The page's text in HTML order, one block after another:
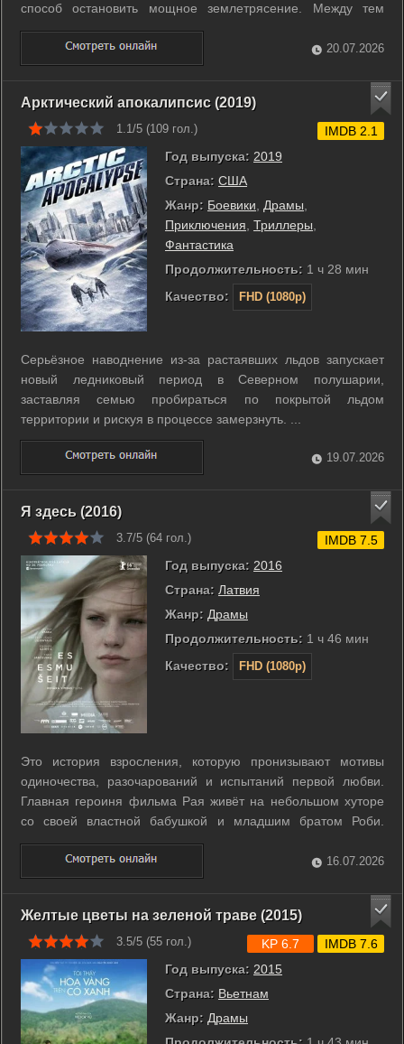
способ остановить мощное землетрясение. Между тем
серии предвестников превращают Калифорнию в хаос.
Времени мало, и борьба за спасение обостряется с каждой
новой толчковой волной. ...
20.07.2026
Арктический апокалипсис (2019)
1.1/5 (109 гол.)
Год выпуска: 2019
Страна: США
Жанр: Боевики Драмы
Приключения Триллеры
Фантастика
Продолжительность: 1 ч 28 мин
Качество:
FHD (1080p)
IMDB 2.1
Серьёзное наводнение из-за растаявших льдов запускает
новый ледниковый период в Северном полушарии,
заставляя семью пробираться по покрытой льдом
территории и рискуя в процессе замерзнуть. ...
19.07.2026
Я здесь (2016)
3.7/5 (64 гол.)
Год выпуска: 2016
Страна: Латвия
Жанр: Драмы
Продолжительность: 1 ч 46 мин
Качество:
FHD (1080p)
IMDB 7.5
Это история взросления, которую пронизывают мотивы
одиночества, разочарований и испытаний первой любви.
Главная героиня фильма Рая живёт на небольшом хуторе
со своей властной бабушкой и младшим братом Роби.
Неожиданный поворот судьбы, заставляет девушку принять
на себя ответственность за решения, которых испугались бы
даже взрослые. ...
16.07.2026
Желтые цветы на зеленой траве (2015)
3.5/5 (55 гол.)
Год выпуска: 2015
Страна: Вьетнам
Жанр: Драмы
KP 6.7 IMDB 7.6